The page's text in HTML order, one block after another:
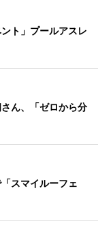
ト」プールアスレ
ん、「ゼロから分
スマイルーフェ